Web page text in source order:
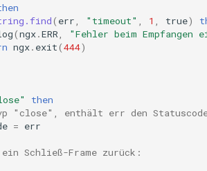
( err "timeout" 1 true)
(ngx.ERR
"Fehler beim Empfangen
ngx. exit(444)
then
"close", enthält err den
= err
Schließ-Frame zurück: